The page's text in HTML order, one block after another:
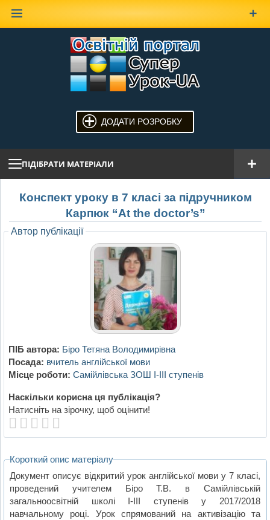
ДОДАТИ РОЗРОБКУ
ПІДІБРАТИ МАТЕРІАЛИ
Конспект уроку в 7 класі за підручником
Карпюк “At the doctor’s”
Автор публікації
ПІБ автора: Біро Тетяна Володимирівна
Посада: вчитель англійської мови
Місце роботи: Самійлівська ЗОШ І-ІІІ ступенів
Наскільки корисна ця публікація?
Натисніть на зірочку, щоб оцінити!
Короткий опис матеріалу
Документ описує відкритий урок англійської мови у 7 класі,
проведений учителем Біро Т.В. в Самійлівській
загальноосвітній школі I-III ступенів у 2017/2018
навчальному році. Урок спрямований на активізацію та